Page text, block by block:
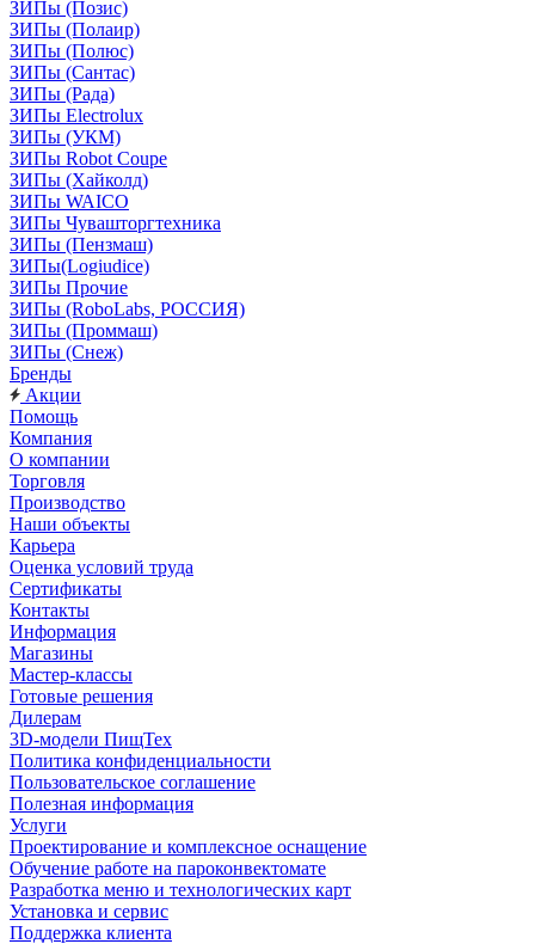
ЗИПы (Позис)
ЗИПы (Полаир)
ЗИПы (Полюс)
ЗИПы (Сантас)
ЗИПы (Рада)
ЗИПы Electrolux
ЗИПы (УКМ)
ЗИПы Robot Coupe
ЗИПы (Хайколд)
ЗИПы WAICO
ЗИПы Чувашторгтехника
ЗИПы (Пензмаш)
ЗИПы(Logiudice)
ЗИПы Прочие
ЗИПы (RoboLabs, РОССИЯ)
ЗИПы (Проммаш)
ЗИПы (Снеж)
Бренды
Акции
Помощь
Компания
О компании
Торговля
Производство
Наши объекты
Карьера
Оценка условий труда
Сертификаты
Контакты
Информация
Магазины
Мастер-классы
Готовые решения
Дилерам
3D-модели ПищТех
Политика конфиденциальности
Пользовательское соглашение
Полезная информация
Услуги
Проектирование и комплексное оснащение
Обучение работе на пароконвектомате
Разработка меню и технологических карт
Установка и сервис
Поддержка клиента